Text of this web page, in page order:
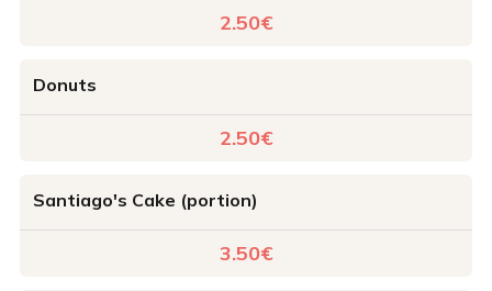
2.50€
Donuts
2.50€
Santiago's Cake (portion)
3.50€